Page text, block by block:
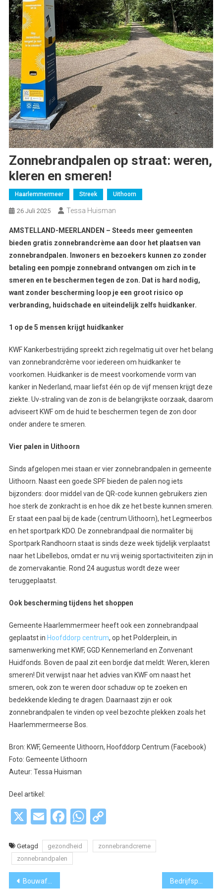
Zonnebrandpalen op straat: weren,
kleren en smeren!
Haarlemmermeer Streek Uithoorn
26 Juli 2025 Tessa Huisman
AMSTELLAND-MEERLANDEN – Steeds meer gemeenten
bieden gratis zonnebrandcrème aan door het plaatsen van
zonnebrandpalen. Inwoners en bezoekers kunnen zo zonder
betaling een pompje zonnebrand ontvangen om zich in te
smeren en te beschermen tegen de zon. Dat is hard nodig,
want zonder bescherming loop je een groot risico op
verbranding, huidschade en uiteindelijk zelfs huidkanker.
1 op de 5 mensen krijgt huidkanker
KWF Kankerbestrijding spreekt zich regelmatig uit over het belang
van zonnebrandcrème voor iedereen om huidkanker te
voorkomen. Huidkanker is de meest voorkomende vorm van
kanker in Nederland, maar liefst één op de vijf mensen krijgt deze
ziekte. Uv-straling van de zon is de belangrijkste oorzaak, daarom
adviseert KWF om de huid te beschermen tegen de zon door
onder andere te smeren.
Vier palen in Uithoorn
Sinds afgelopen mei staan er vier zonnebrandpalen in gemeente
Uithoorn. Naast een goede SPF bieden de palen nog iets
bijzonders: door middel van de QR-code kunnen gebruikers zien
hoe sterk de zonkracht is en hoe dik ze het beste kunnen smeren.
Er staat een paal bij de kade (centrum Uithoorn), het Legmeerbos
en het sportpark KDO. De zonnebrandpaal die normaliter bij
Sportpark Randhoorn staat is sinds deze week tijdelijk verplaatst
naar het Libellebos, omdat er nu vrij weinig sportactiviteiten zijn in
de zomervakantie. Rond 24 augustus wordt deze weer
teruggeplaatst.
Ook bescherming tijdens het shoppen
Gemeente Haarlemmermeer heeft ook een zonnebrandpaal
geplaatst in Hoofddorp centrum, op het Polderplein, in
samenwerking met KWF, GGD Kennemerland en Zonvenant
Huidfonds. Boven de paal zit een bordje dat meldt: Weren, kleren
smeren! Dit verwijst naar het advies van KWF om naast het
smeren, ook zon te weren door schaduw op te zoeken en
bedekkende kleding te dragen. Daarnaast zijn er ook
zonnebrandpalen te vinden op veel bezochte plekken zoals het
Haarlemmermeerse Bos.
Bron: KWF, Gemeente Uithoorn, Hoofddorp Centrum (Facebook)
Foto: Gemeente Uithoorn
Auteur: Tessa Huisman
Deel artikel:
X EmailFacebook
WhatsApp
Copy
Getagd gezondheid
zonnebrandcreme
zonnebrandpalen
Bericht
Bouwafval een tweede leven? Circulaire gids laat zien hoe